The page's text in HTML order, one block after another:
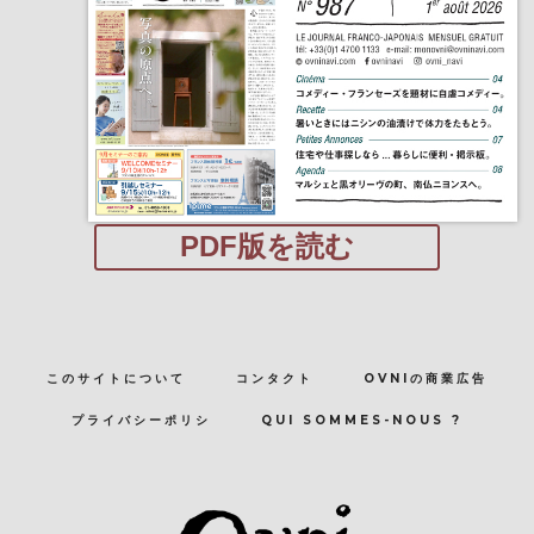
PDF版を読む
このサイトについて コンタクト OVNIの商業広告
プライバシーポリシ QUI SOMMES-NOUS ?